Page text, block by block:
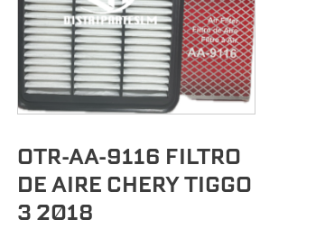
OTR-AA-9116 FILTRO
DE AIRE CHERY TIGGO
3 2018